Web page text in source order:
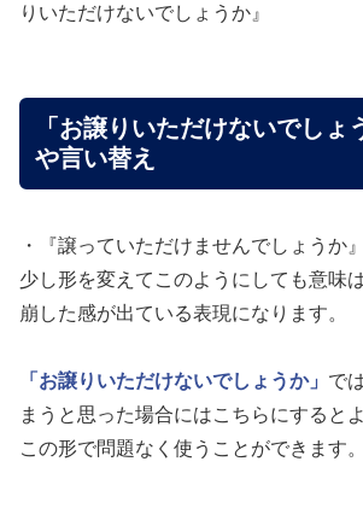
りいただけないでしょうか』
「お譲りいただけないでしょ
や言い替え
・『譲っていただけませんでしょうか』
少し形を変えてこのようにしても意味
崩した感が出ている表現になります。
「お譲りいただけないでしょうか」 で
まうと思った場合にはこちらにすると
この形で問題なく使うことができます。